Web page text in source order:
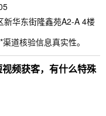
新华东街隆鑫苑A2-A 4楼
道核验信息真实性。
频获客，有什么特殊